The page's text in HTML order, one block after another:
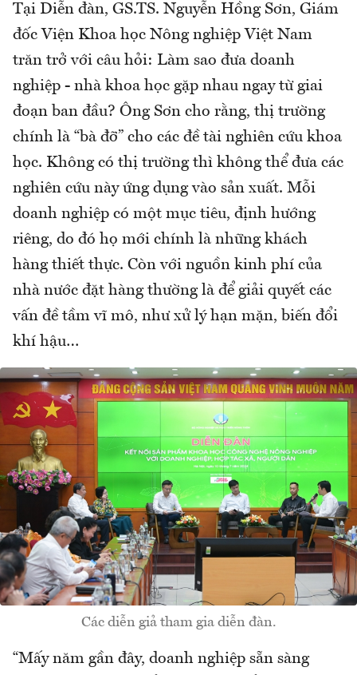
Tại Diễn đàn, GS.TS. Nguyễn Hồng Sơn, Giám
đốc Viện Khoa học Nông nghiệp Việt Nam
trăn trở với câu hỏi: Làm sao đưa doanh
nghiệp - nhà khoa học gặp nhau ngay từ giai
đoạn ban đầu? Ông Sơn cho rằng, thị trường
chính là “bà đỡ” cho các đề tài nghiên cứu khoa
học. Không có thị trường thì không thể đưa các
nghiên cứu này ứng dụng vào sản xuất. Mỗi
doanh nghiệp có một mục tiêu, định hướng
riêng, do đó họ mới chính là những khách
hàng thiết thực. Còn với nguồn kinh phí của
nhà nước đặt hàng thường là để giải quyết các
vấn đề tầm vĩ mô, như xử lý hạn mặn, biến đổi
khí hậu…
Các diễn giả tham gia diễn đàn.
“Mấy năm gần đây, doanh nghiệp sẵn sàng